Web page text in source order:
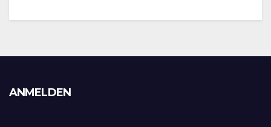
ANMELDEN